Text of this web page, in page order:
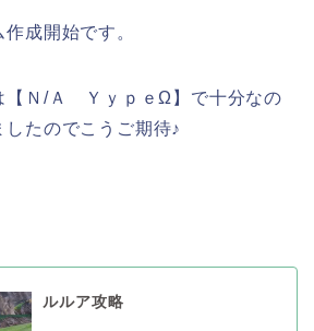
成開始です。
【Ｎ/Ａ ＹｙｐｅΩ】で十分なの
たのでこうご期待♪
ルルア攻略